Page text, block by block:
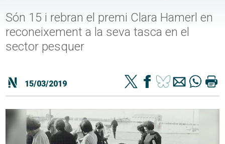
Són 15 i rebran el premi Clara Hamerl en
reconeixement a la seva tasca en el
sector pesquer
15/03/2019